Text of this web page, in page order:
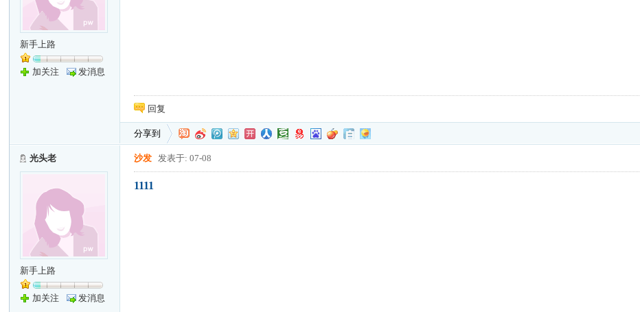
新手上路
加关注 发消息
回复
分享到
光头老
新手上路
加关注 发消息
沙发 发表于: 07-08
1111